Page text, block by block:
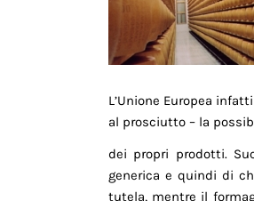
L’Unione Europea
al prosciutto – la
dei propri prodotti.
generica e quindi di
tutela, mentre il